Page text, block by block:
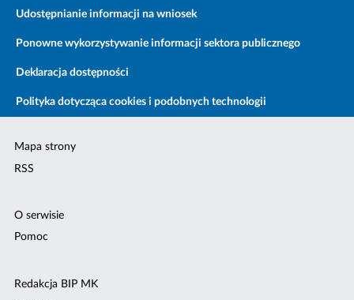
Udostępnianie informacji na wniosek
Ponowne wykorzystywanie informacji sektora publicznego
Deklaracja dostępności
Polityka dotycząca cookies i podobnych technologii
Mapa strony
RSS
O serwisie
Pomoc
Redakcja BIP MK